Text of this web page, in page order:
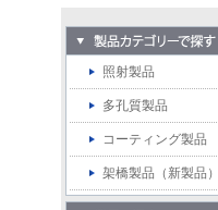
照射製品
多孔質製品
コーティング製品
架橋製品（新製品）